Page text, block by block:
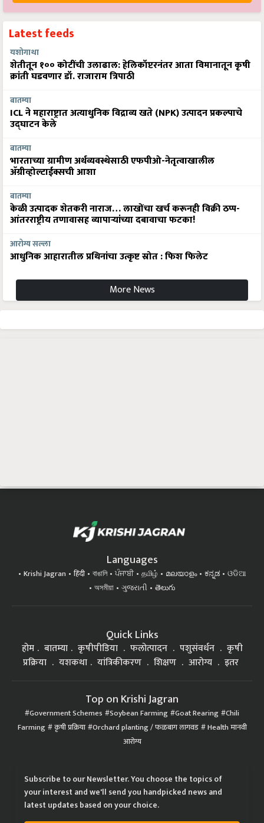
Latest feeds
यशोगाथा
शेतीतून १०० कोटींची उलाढाल: हेलिकॉप्टरनंतर आता विमानातून कृषी
क्रांती घडवणार डॉ. राजाराम त्रिपाठी
बातम्या
ICL ने महाराष्ट्रात अत्याधुनिक विद्राव्य खते (NPK) उत्पादन प्रकल्पाचे
उद्घाटन केले
बातम्या
भारताच्या ग्रामीण अर्थव्यवस्थेसाठी एफपीओ-नेतृत्वाखालील
अ‍ॅग्रीव्होल्टाईक्सची आशा
बातम्या
केळी उत्पादक शेतकरी नाराज… लाखोंचा खर्च करूनही विक्री ठप्प-
आंतरराष्ट्रीय तणावासह व्यापाऱ्यांच्या दबावाचा फटका!
आरोग्य सल्ला
आधुनिक आहारातील प्रथिनांचा उत्कृष्ट स्रोत : फिश फिलेट
More News
Languages
Krishi Jagran हिंदी বাঙালি ਪੰਜਾਬੀ தமிழ் മലയാളം ಕನ್ನಡ
ଓଡିଆ
অসমীয়া
ગુજરાતી తెలుగు
Quick Links
होम बातम्या कृषीपीडिया फलोत्पादन पशुसंवर्धन
कृषी
प्रक्रिया
यशकथा यांत्रिकीकरण शिक्षण आरोग्य इतर
Top on Krishi Jagran
Government Schemes Soybean Farming Goat Rearing Chili
Farming कृषी प्रक्रिया Orchard planting / फळबाग लागवड Health मानवी
आरोग्य
Subscribe to our Newsletter. You choose the topics of
your interest and we'll send you handpicked news and
latest updates based on your choice.